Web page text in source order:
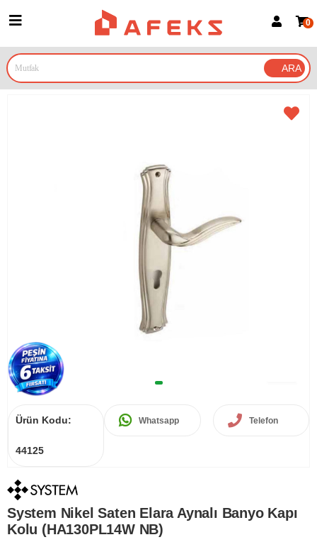
Google İle Bağlan
0
Ürün Kodu:
44125
Whatsapp Telefon
System Nikel Saten Elara Aynalı Banyo Kapı
Kolu (HA130PL14W NB)